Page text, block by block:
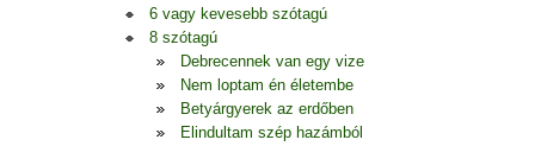
6 vagy kevesebb szótagú
8 szótagú
Debrecennek van egy vize
Nem loptam én életembe
Betyárgyerek az erdőben
Elindultam szép hazámból